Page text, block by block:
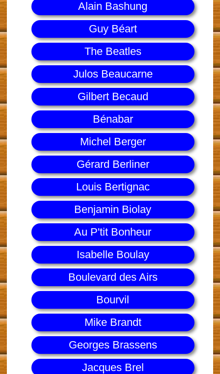
Alain Bashung
Guy Béart
The Beatles
Julos Beaucarne
Gilbert Becaud
Bénabar
Michel Berger
Gérard Berliner
Louis Bertignac
Benjamin Biolay
Au P'tit Bonheur
Isabelle Boulay
Boulevard des Airs
Bourvil
Mike Brandt
Georges Brassens
Jacques Brel